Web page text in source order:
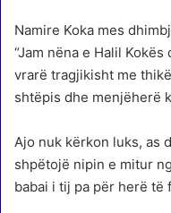
Namire Koka mes
“Jam nëna e Halil
vrarë tragjikisht me
shtëpis dhe menjëherë
Ajo nuk kërkon luks, as
shpëtojë nipin e mitur
babai i tij pa për herë të